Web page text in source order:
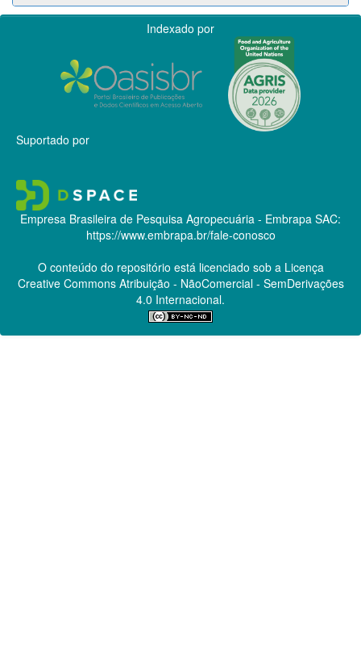
Indexado por
Suportado por
Empresa Brasileira de Pesquisa Agropecuária - Embrapa SAC:
https://www.embrapa.br/fale-conosco
O conteúdo do repositório está licenciado sob a Licença
Creative CommonsAtribuição - NãoComercial - SemDerivações
4.0 Internacional.